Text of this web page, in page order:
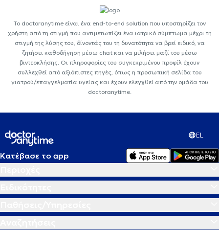
Το doctoranytime είναι ένα end-to-end solution που υποστηρίζει τον
χρήστη από τη στιγμή που αντιμετωπίζει ένα ιατρικό σύμπτωμα μέχρι τη
στιγμή της λύσης του, δίνοντάς του τη δυνατότητα να βρεί ειδικό, να
ζητήσει καθοδήγηση μέσω chat και να μιλήσει μαζί του μέσω
βιντεοκλήσης. Οι πληροφορίες του συγκεκριμένου προφίλ έχουν
συλλεχθεί από αξιόπιστες πηγές, όπως η προσωπική σελίδα του
γιατρού/επαγγελματία υγείας και έχουν ελεγχθεί από την ομάδα του
doctoranytime.
EL
Κατέβασε το app